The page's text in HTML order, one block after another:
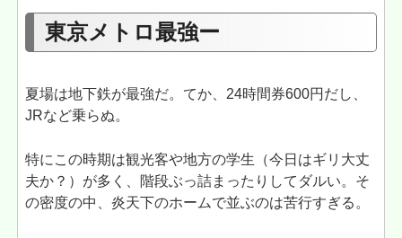
東京メトロ最強ー
夏場は地下鉄が最強だ。てか、24時間券600円だし、
JRなど乗らぬ。
特にこの時期は観光客や地方の学生（今日はギリ大丈
夫か？）が多く、階段ぶっ詰まったりしてダルい。そ
の密度の中、炎天下のホームで並ぶのは苦行すぎる。